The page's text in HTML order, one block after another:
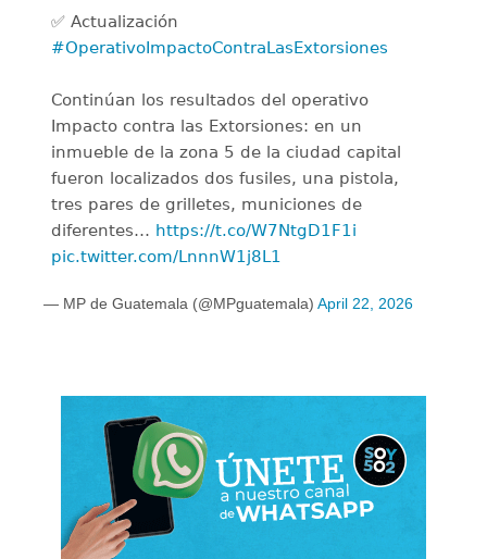
✅ Actualización
#OperativoImpactoContraLasExtorsiones
Continúan los resultados del operativo
Impacto contra las Extorsiones: en un
inmueble de la zona 5 de la ciudad capital
fueron localizados dos fusiles, una pistola,
tres pares de grilletes, municiones de
diferentes… https://t.co/W7NtgD1F1i
pic.twitter.com/LnnnW1j8L1
— MP de Guatemala (@MPguatemala) April 22, 2026